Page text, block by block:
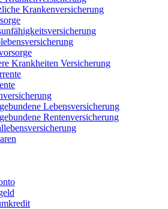
Krankenversicherung
Krankheiten Versicherung
Lebensversicherung
Rentenversicherung